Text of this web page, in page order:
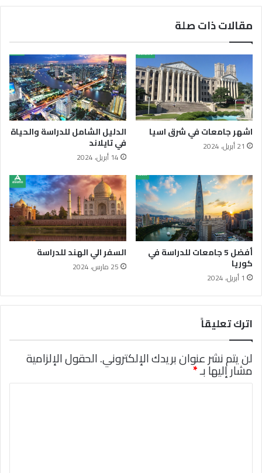
مقالات ذات صلة
اشهر جامعات في شرق اسيا
21 أبريل، 2024
الدليل الشامل للدراسة والحياة
في تايلاند
14 أبريل، 2024
أفضل 5 جامعات للدراسة في
كوريا
1 أبريل، 2024
السفر الي الهند للدراسة
25 مارس، 2024
اترك تعليقاً
لن يتم نشر عنوان بريدك الإلكتروني.الحقول الإلزامية
مشار إليها بـ*